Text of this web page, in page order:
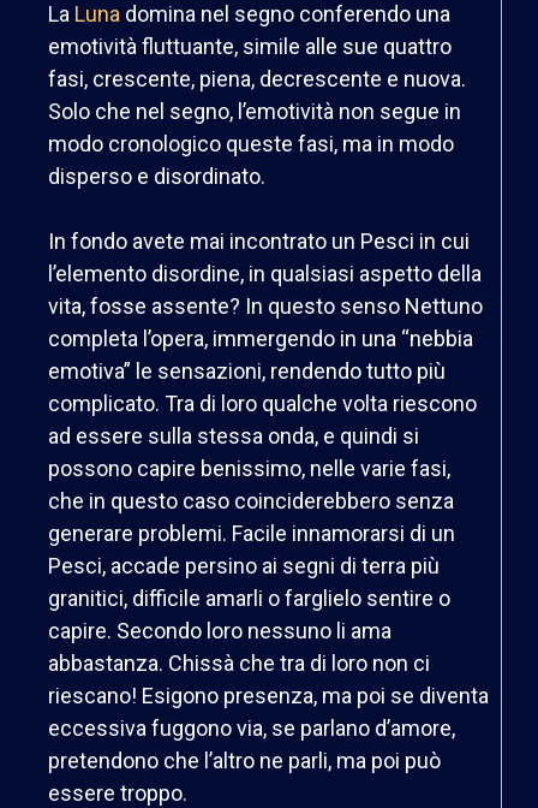
La Luna domina nel segno conferendo una
emotività fluttuante, simile alle sue quattro
fasi, crescente, piena, decrescente e nuova.
Solo che nel segno, l’emotività non segue in
modo cronologico queste fasi, ma in modo
disperso e disordinato.
In fondo avete mai incontrato un Pesci in cui
l’elemento disordine, in qualsiasi aspetto della
vita, fosse assente? In questo senso Nettuno
completa l’opera, immergendo in una “nebbia
emotiva” le sensazioni, rendendo tutto più
complicato. Tra di loro qualche volta riescono
ad essere sulla stessa onda, e quindi si
possono capire benissimo, nelle varie fasi,
che in questo caso coinciderebbero senza
generare problemi. Facile innamorarsi di un
Pesci, accade persino ai segni di terra più
granitici, difficile amarli o farglielo sentire o
capire. Secondo loro nessuno li ama
abbastanza. Chissà che tra di loro non ci
riescano! Esigono presenza, ma poi se diventa
eccessiva fuggono via, se parlano d’amore,
pretendono che l’altro ne parli, ma poi può
essere troppo.